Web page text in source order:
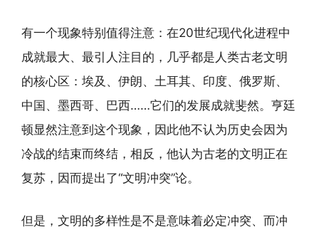
有一个现象特别值得注意：在20世纪现代化进程中
成就最大、最引人注目的，几乎都是人类古老文明
的核心区：埃及、伊朗、土耳其、印度、俄罗斯、
中国、墨西哥、巴西……它们的发展成就斐然。亨廷
顿显然注意到这个现象，因此他不认为历史会因为
冷战的结束而终结，相反，他认为古老的文明正在
复苏，因而提出了“文明冲突”论。
但是，文明的多样性是不是意味着必定冲突、而冲